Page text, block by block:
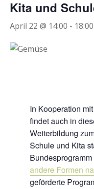
Kita und
April 22 @ 14:00 - 18:00
In Kooperation
findet auch in
Weiterbildung
Schule und Kita
Bundesprogramm
andere Formen
geförderte